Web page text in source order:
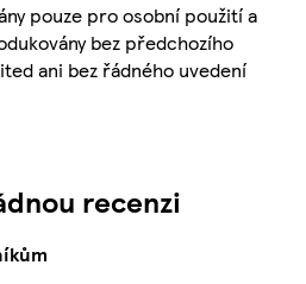
pouze pro osobní použití a
bez předchozího
ani bez řádného uvedení
recenzi